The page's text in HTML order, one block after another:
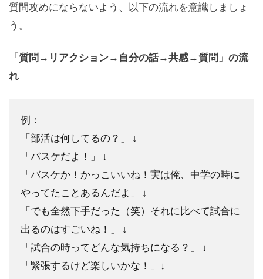
質問攻めにならないよう、以下の流れを意識しましょ
う。
「質問→リアクション→自分の話→共感→質問」の流
れ
例：
「部活は何してるの？」 ↓
「バスケだよ！」 ↓
「バスケか！かっこいいね！実は俺、中学の時に
やってたことあるんだよ」 ↓
「でも全然下手だった（笑）それに比べて試合に
出るのはすごいね！」 ↓
「試合の時ってどんな気持ちになる？」 ↓
「緊張するけど楽しいかな！」↓